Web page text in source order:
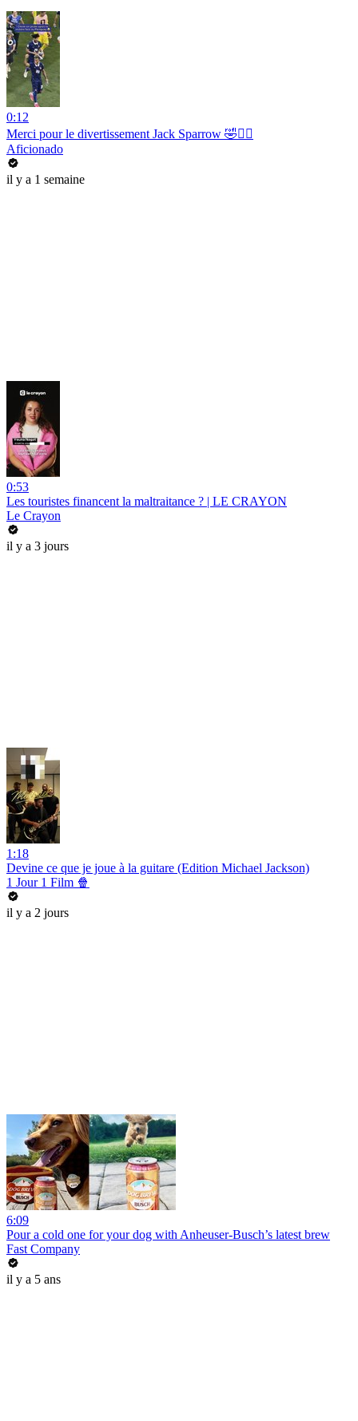
0:12
Merci pour le divertissement Jack Sparrow 🤣🏴‍☠️
Aficionado
il y a 1 semaine
0:53
Les touristes financent la maltraitance ? | LE CRAYON
Le Crayon
il y a 3 jours
1:18
Devine ce que je joue à la guitare (Edition Michael Jackson)
1 Jour 1 Film 🍿
il y a 2 jours
6:09
Pour a cold one for your dog with Anheuser-Busch’s latest brew
Fast Company
il y a 5 ans